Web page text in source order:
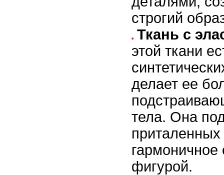
строгий
Ткань с
этой ткани
делает ее
тела. Она
гармоничное
фигурой.